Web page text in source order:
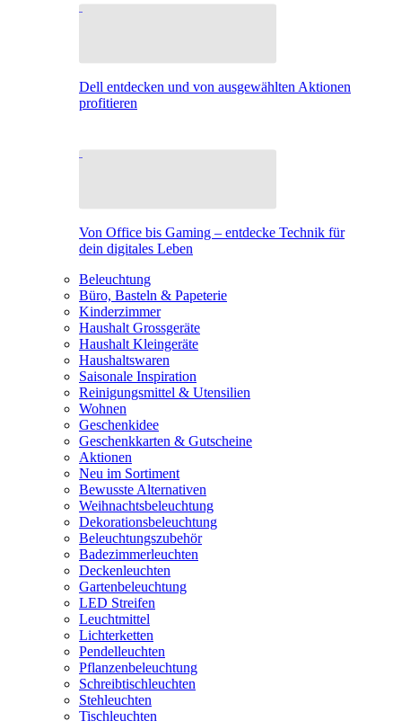
Dell entdecken und von ausgewählten Aktionen
profitieren
Von Office bis Gaming – entdecke Technik für
dein digitales Leben
Beleuchtung
Büro, Basteln & Papeterie
Kinderzimmer
Haushalt Grossgeräte
Haushalt Kleingeräte
Haushaltswaren
Saisonale Inspiration
Reinigungsmittel & Utensilien
Wohnen
Geschenkidee
Geschenkkarten & Gutscheine
Aktionen
Neu im Sortiment
Bewusste Alternativen
Weihnachtsbeleuchtung
Dekorationsbeleuchtung
Beleuchtungszubehör
Badezimmerleuchten
Deckenleuchten
Gartenbeleuchtung
LED Streifen
Leuchtmittel
Lichterketten
Pendelleuchten
Pflanzenbeleuchtung
Schreibtischleuchten
Stehleuchten
Tischleuchten